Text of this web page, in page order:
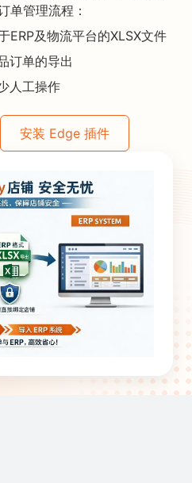
单管理流程：
ERP及物流平台的XLSX文件
订单的导出
人工操作
安装 Edge 插件